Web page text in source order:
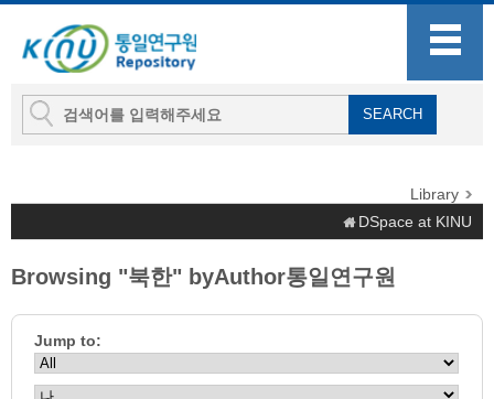
Library
DSpace at KINU
Browsing "북한" byAuthor통일연구원
Jump to: